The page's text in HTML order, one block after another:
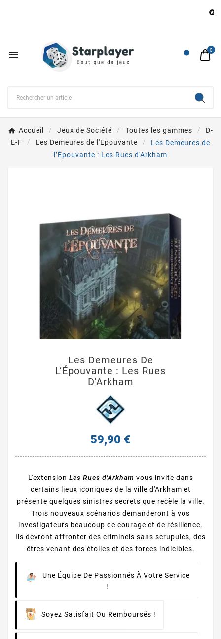

 0
Accueil Jeux de Société Toutes les gammes
D-
E-F
Les Demeures de l'Epouvante
Les Demeures de
l’Épouvante : Les Rues d'Arkham
Les Demeures De
L’Épouvante : Les Rues
D'Arkham
59,90 €
L'extension Les Rues d'Arkham vous invite dans
certains lieux iconiques de la ville d'Arkham et
présente quelques sinistres secrets que recèle la ville.
Trois nouveaux scénarios demanderont à vos
investigateurs beaucoup de courage et de résilience.
Ils devront affronter des criminels sans scrupules, des
êtres venant des étoiles et des forces indicibles.
Une Équipe De Passionnés À Votre Service
!
Soyez Satisfait Ou Remboursés !